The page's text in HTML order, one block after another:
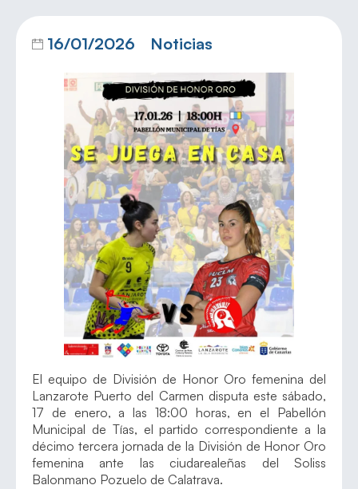
16/01/2026 Noticias
El equipo de División de Honor Oro femenina del
Lanzarote Puerto del Carmen disputa este sábado,
17 de enero, a las 18:00 horas, en el Pabellón
Municipal de Tías, el partido correspondiente a la
décimo tercera jornada de la División de Honor Oro
femenina ante las ciudarealeñas del Soliss
Balonmano Pozuelo de Calatrava.